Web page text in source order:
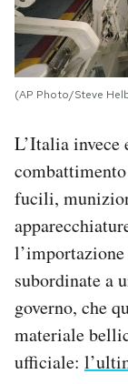
(AP Photo/Steve
L’Italia invece
fucili,
subordinate a
governo, che
materiale
ufficiale: